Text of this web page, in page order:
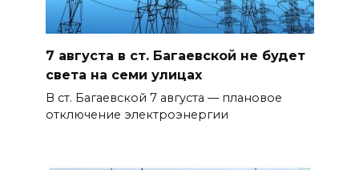
7 августа в ст. Багаевской не будет
света на семи улицах
В ст. Багаевской 7 августа — плановое
отключение электроэнергии